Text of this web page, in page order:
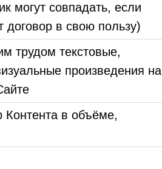
могут совпадать, если
договор в свою пользу)
трудом текстовые,
произведения на
в объёме,